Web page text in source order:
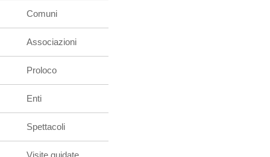
Comuni
Associazioni
Proloco
Enti
Spettacoli
Visite guidate